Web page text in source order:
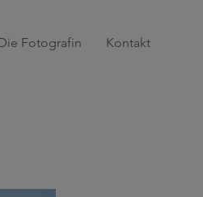
Fotografin Kontakt